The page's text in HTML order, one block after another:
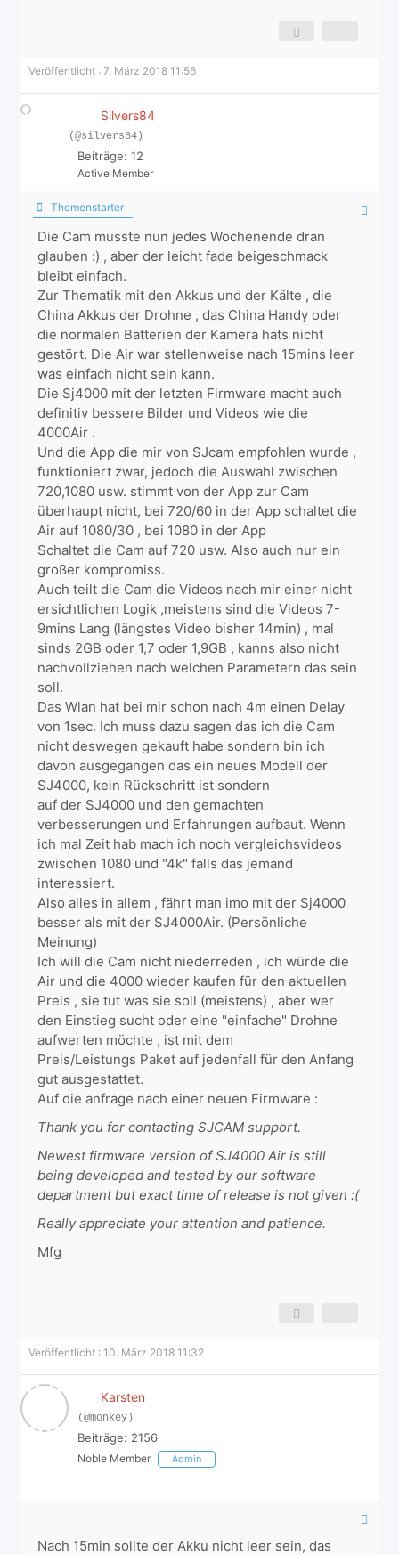
Veröffentlicht : 7. März 2018 11:56
Silvers84
(@silvers84)
Beiträge: 12
Active Member
Themenstarter
Die Cam musste nun jedes Wochenende dran
glauben :) , aber der leicht fade beigeschmack
bleibt einfach.
Zur Thematik mit den Akkus und der Kälte , die
China Akkus der Drohne , das China Handy oder
die normalen Batterien der Kamera hats nicht
gestört. Die Air war stellenweise nach 15mins leer
was einfach nicht sein kann.
Die Sj4000 mit der letzten Firmware macht auch
definitiv bessere Bilder und Videos wie die
4000Air .
Und die App die mir von SJcam empfohlen wurde ,
funktioniert zwar, jedoch die Auswahl zwischen
720,1080 usw. stimmt von der App zur Cam
überhaupt nicht, bei 720/60 in der App schaltet die
Air auf 1080/30 , bei 1080 in der App
Schaltet die Cam auf 720 usw. Also auch nur ein
großer kompromiss.
Auch teilt die Cam die Videos nach mir einer nicht
ersichtlichen Logik ,meistens sind die Videos 7-
9mins Lang (längstes Video bisher 14min) , mal
sinds 2GB oder 1,7 oder 1,9GB , kanns also nicht
nachvollziehen nach welchen Parametern das sein
soll.
Das Wlan hat bei mir schon nach 4m einen Delay
von 1sec. Ich muss dazu sagen das ich die Cam
nicht deswegen gekauft habe sondern bin ich
davon ausgegangen das ein neues Modell der
SJ4000, kein Rückschritt ist sondern
auf der SJ4000 und den gemachten
verbesserungen und Erfahrungen aufbaut. Wenn
ich mal Zeit hab mach ich noch vergleichsvideos
zwischen 1080 und "4k" falls das jemand
interessiert.
Also alles in allem , fährt man imo mit der Sj4000
besser als mit der SJ4000Air. (Persönliche
Meinung)
Ich will die Cam nicht niederreden , ich würde die
Air und die 4000 wieder kaufen für den aktuellen
Preis , sie tut was sie soll (meistens) , aber wer
den Einstieg sucht oder eine "einfache" Drohne
aufwerten möchte , ist mit dem
Preis/Leistungs Paket auf jedenfall für den Anfang
gut ausgestattet.
Auf die anfrage nach einer neuen Firmware :
Thank you for contacting SJCAM support.
Newest firmware version of SJ4000 Air is still
being developed and tested by our software
department but exact time of release is not given :(
Really appreciate your attention and patience.
Mfg
Veröffentlicht : 10. März 2018 11:32
Karsten
(@monkey)
Beiträge: 2156
Noble Member Admin
Nach 15min sollte der Akku nicht leer sein, das